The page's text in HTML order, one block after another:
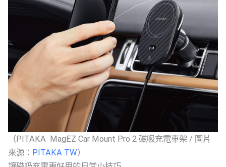
（PITAKA MagEZ Car Mount Pro 2 磁吸充電車架 / 圖片
來源： PITAKA TW）